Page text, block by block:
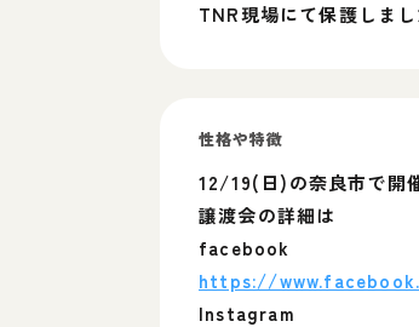
TNR現場にて保護しまし
性格や特徴
12/19(日)の奈良市で開
譲渡会の詳細は
facebook
https://
Instagram